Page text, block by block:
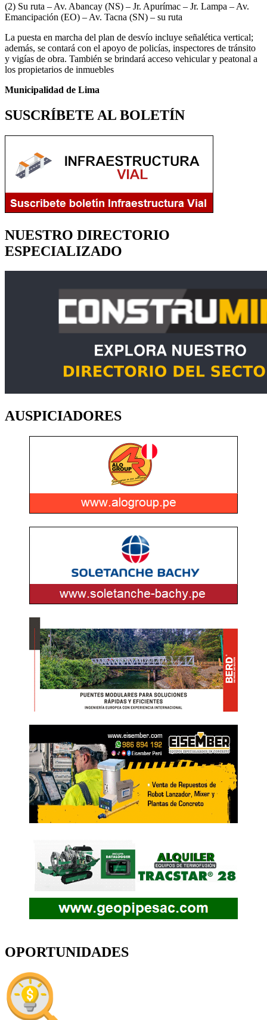
(2) Su ruta – Av. Abancay (NS) – Jr. Apurímac – Jr. Lampa – Av.
Emancipación (EO) – Av. Tacna (SN) – su ruta
La puesta en marcha del plan de desvío incluye señalética vertical;
además, se contará con el apoyo de policías, inspectores de tránsito
y vigías de obra. También se brindará acceso vehicular y peatonal a
los propietarios de inmuebles
Municipalidad de Lima
SUSCRÍBETE AL BOLETÍN
NUESTRO DIRECTORIO
ESPECIALIZADO
AUSPICIADORES
OPORTUNIDADES